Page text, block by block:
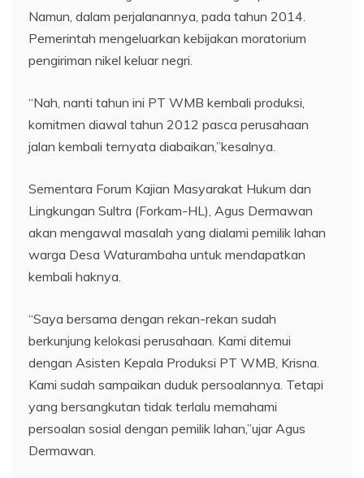
Namun, dalam perjalanannya, pada tahun 2014.
Pemerintah mengeluarkan kebijakan moratorium
pengiriman nikel keluar negri.
“Nah, nanti tahun ini PT WMB kembali produksi,
komitmen diawal tahun 2012 pasca perusahaan
jalan kembali ternyata diabaikan,”kesalnya.
Sementara Forum Kajian Masyarakat Hukum dan
Lingkungan Sultra (Forkam-HL), Agus Dermawan
akan mengawal masalah yang dialami pemilik lahan
warga Desa Waturambaha untuk mendapatkan
kembali haknya.
“Saya bersama dengan rekan-rekan sudah
berkunjung kelokasi perusahaan. Kami ditemui
dengan Asisten Kepala Produksi PT WMB, Krisna.
Kami sudah sampaikan duduk persoalannya. Tetapi
yang bersangkutan tidak terlalu memahami
persoalan sosial dengan pemilik lahan,”ujar Agus
Dermawan.